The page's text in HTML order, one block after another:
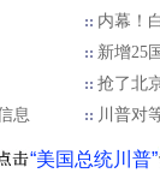
内幕！
新增25
抢了北
息
川普对
“美国总统川普”